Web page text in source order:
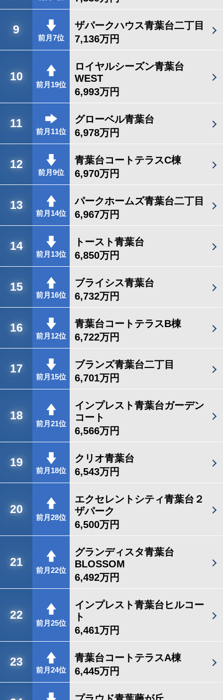
9
前月7位
ザパークハウス青葉台二丁目
7,136万円
10
前月19位
ロイヤルシーズン青葉台
WEST
6,993万円
11
前月11位
グローベル青葉台
6,978万円
12
前月9位
青葉台コートテラスC棟
6,970万円
13
前月14位
パークホームズ青葉台二丁目
6,967万円
14
前月13位
トースト青葉台
6,850万円
15
前月16位
ブライシス青葉台
6,732万円
16
前月12位
青葉台コートテラスB棟
6,722万円
17
前月15位
ブランズ青葉台二丁目
6,701万円
18
前月21位
インプレスト青葉台ガーデン
コート
6,566万円
19
前月18位
クリオ青葉台
6,543万円
20
前月28位
エクセレントシティ青葉台２
ザパーク
6,500万円
21
前月22位
グランディスタ青葉台
BLOSSOM
6,492万円
22
前月25位
インプレスト青葉台ヒルコー
ト
6,461万円
23
前月24位
青葉台コートテラスA棟
6,445万円